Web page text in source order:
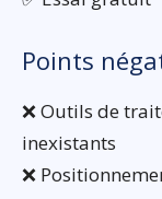
Points
❌ Outils de
inexistants
❌